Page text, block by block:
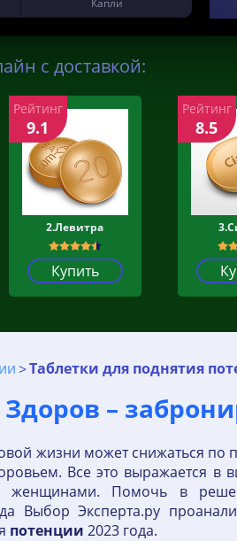
Капли
с доставкой:
2.Левитра
Купить
Рейтинг
9.1
Рейтинг
8.5
Таблетки для поднятия
–
жизни может снижаться
Все это выражается в
женщинами. Помочь в
Выбор Эксперта.ру
потенции 2023 года.